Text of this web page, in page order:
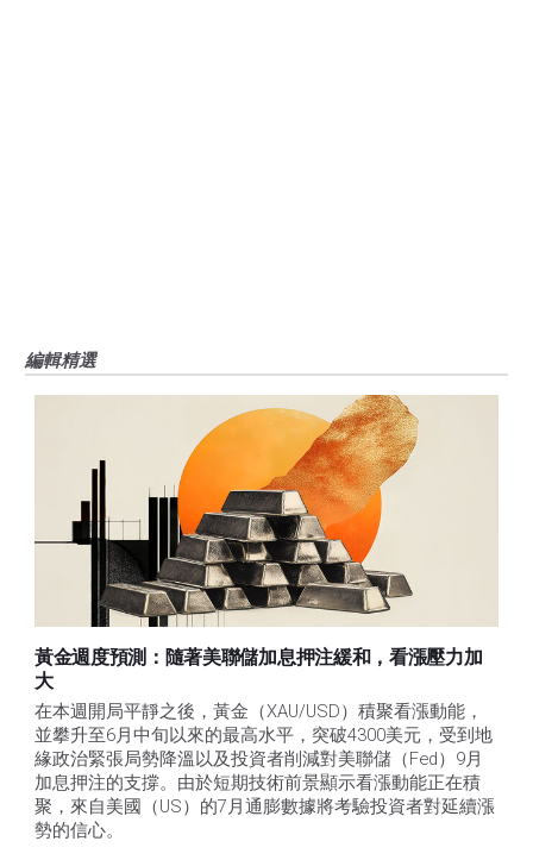
編輯精選
黃金週度預測：隨著美聯儲加息押注緩和，看漲壓力加
大
在本週開局平靜之後，黃金（XAU/USD）積聚看漲動能，
並攀升至6月中旬以來的最高水平，突破4300美元，受到地
緣政治緊張局勢降溫以及投資者削減對美聯儲（Fed）9月
加息押注的支撐。由於短期技術前景顯示看漲動能正在積
聚，來自美國（US）的7月通膨數據將考驗投資者對延續漲
勢的信心。